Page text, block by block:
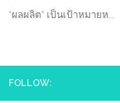
“ผลผลิต” เป็นเป้าหมายห...
FOLLOW: